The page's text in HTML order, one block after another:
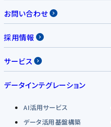
お問い合わせ
採用情報
サービス
データインテグレーション
AI活用サービス
データ活用基盤構築